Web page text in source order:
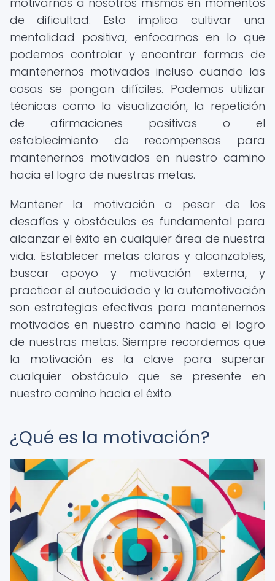
de dificultad. Esto implica cultivar una
mentalidad positiva, enfocarnos en lo que
podemos controlar y encontrar formas de
mantenernos motivados incluso cuando las
cosas se pongan difíciles. Podemos utilizar
técnicas como la visualización, la repetición
de afirmaciones positivas o el
establecimiento de recompensas para
mantenernos motivados en nuestro camino
hacia el logro de nuestras metas.
Mantener la motivación a pesar de los
desafíos y obstáculos es fundamental para
alcanzar el éxito en cualquier área de nuestra
vida. Establecer metas claras y alcanzables,
buscar apoyo y motivación externa, y
practicar el autocuidado y la automotivación
son estrategias efectivas para mantenernos
motivados en nuestro camino hacia el logro
de nuestras metas. Siempre recordemos que
la motivación es la clave para superar
cualquier obstáculo que se presente en
nuestro camino hacia el éxito.
¿Qué es la motivación?